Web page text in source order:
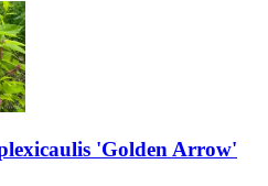
'Golden Arrow'